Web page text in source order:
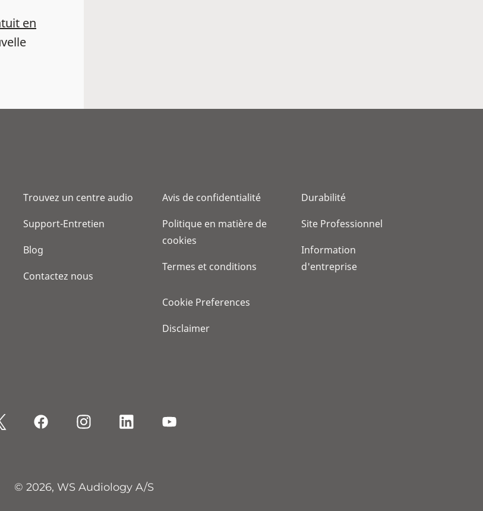
en
Trouvez un centre audio
Support-Entretien
Blog
Contactez nous
Avis de confidentialité
Politique en matière de
cookies
Termes et conditions
Cookie Preferences
Disclaimer
Durabilité
Site Professionnel
Information
d'entreprise
© 2026, WS Audiology A/S